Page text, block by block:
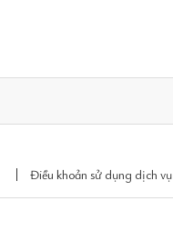
Điều khoản sử dụng dịch vụ